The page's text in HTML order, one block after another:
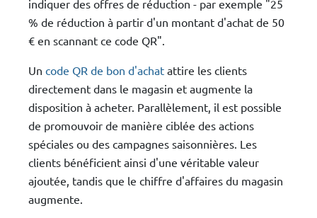
indiquer des offres de réduction - par exemple "25
% de réduction à partir d'un montant d'achat de 50
€ en scannant ce code QR".
Un code QR de bon d'achat attire les clients
directement dans le magasin et augmente la
disposition à acheter. Parallèlement, il est possible
de promouvoir de manière ciblée des actions
spéciales ou des campagnes saisonnières. Les
clients bénéficient ainsi d'une véritable valeur
ajoutée, tandis que le chiffre d'affaires du magasin
augmente.